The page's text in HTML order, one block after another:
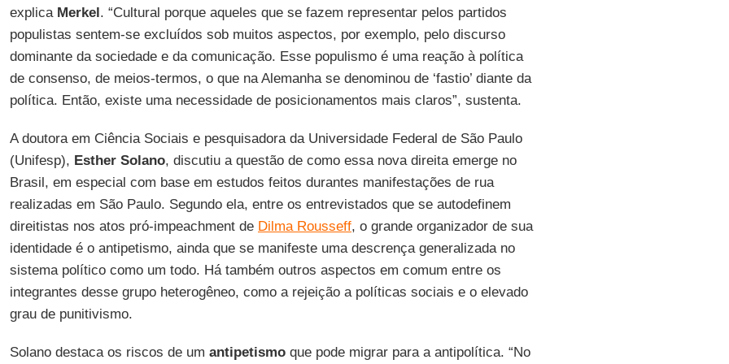
explica Merkel. “Cultural porque aqueles que se fazem representar pelos partidos
populistas sentem-se excluídos sob muitos aspectos, por exemplo, pelo discurso
dominante da sociedade e da comunicação. Esse populismo é uma reação à política
de consenso, de meios-termos, o que na Alemanha se denominou de ‘fastio’ diante da
política. Então, existe uma necessidade de posicionamentos mais claros”, sustenta.
A doutora em Ciência Sociais e pesquisadora da Universidade Federal de São Paulo
(Unifesp), Esther Solano, discutiu a questão de como essa nova direita emerge no
Brasil, em especial com base em estudos feitos durantes manifestações de rua
realizadas em São Paulo. Segundo ela, entre os entrevistados que se autodefinem
direitistas nos atos pró-impeachment de Dilma Rousseff, o grande organizador de sua
identidade é o antipetismo, ainda que se manifeste uma descrença generalizada no
sistema político como um todo. Há também outros aspectos em comum entre os
integrantes desse grupo heterogêneo, como a rejeição a políticas sociais e o elevado
grau de punitivismo.
Solano destaca os riscos de um antipetismoque pode migrar para a antipolítica. “No